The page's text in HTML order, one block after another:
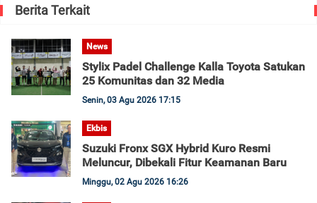
Berita Terkait
News
Stylix Padel Challenge Kalla Toyota Satukan
25 Komunitas dan 32 Media
Senin, 03 Agu 2026 17:15
Ekbis
Suzuki Fronx SGX Hybrid Kuro Resmi
Meluncur, Dibekali Fitur Keamanan Baru
Minggu, 02 Agu 2026 16:26